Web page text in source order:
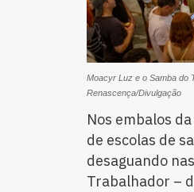
Moacyr Luz e o Samba do
Renascença/Divulgação
Nos embalos
de escolas de
desaguando
Trabalhador –